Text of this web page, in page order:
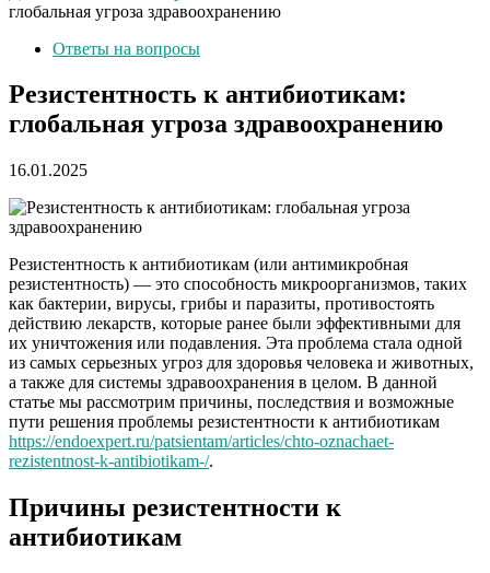
глобальная угроза здравоохранению
Ответы на вопросы
Резистентность к антибиотикам:
глобальная угроза здравоохранению
16.01.2025
Резистентность к антибиотикам (или антимикробная
резистентность) — это способность микроорганизмов, таких
как бактерии, вирусы, грибы и паразиты, противостоять
действию лекарств, которые ранее были эффективными для
их уничтожения или подавления. Эта проблема стала одной
из самых серьезных угроз для здоровья человека и животных,
а также для системы здравоохранения в целом. В данной
статье мы рассмотрим причины, последствия и возможные
пути решения проблемы резистентности к антибиотикам
https://endoexpert.ru/patsientam/articles/chto-oznachaet-
rezistentnost-k-antibiotikam-/.
Причины резистентности к
антибиотикам